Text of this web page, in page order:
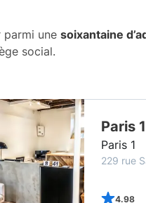
parmi une soixantaine
social.
Paris
Paris 1
229 rue
4.98